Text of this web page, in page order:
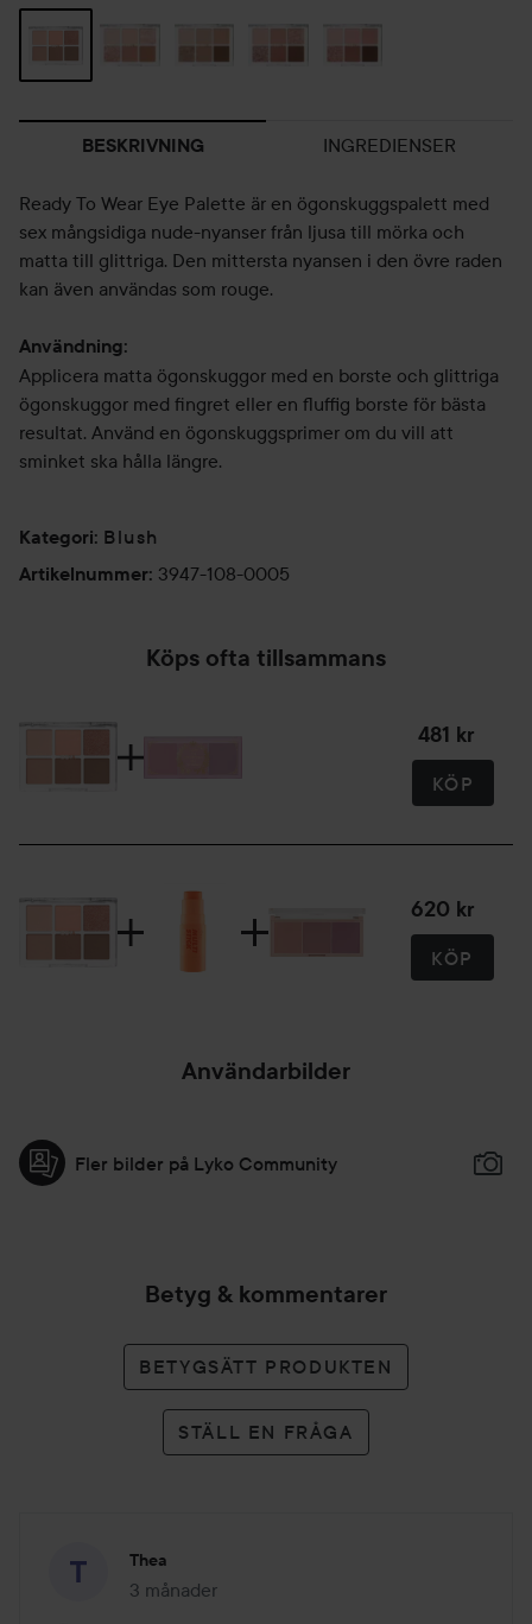
BESKRIVNING INGREDIENSER
Ready To Wear Eye Palette är en ögonskuggspalett med
sex mångsidiga nude-nyanser från ljusa till mörka och
matta till glittriga. Den mittersta nyansen i den övre raden
kan även användas som rouge.
Användning:
Applicera matta ögonskuggor med en borste och glittriga
ögonskuggor med fingret eller en fluffig borste för bästa
resultat. Använd en ögonskuggsprimer om du vill att
sminket ska hålla längre.
Kategori: Blush
Artikelnummer: 3947-108-0005
Köps ofta tillsammans
481 kr
KÖP
620 kr
KÖP
Användarbilder
Fler bilder på Lyko Community
Betyg & kommentarer
BETYGSÄTT PRODUKTEN
STÄLL EN FRÅGA
Thea
3 månader
Inlägget skapades 3 månader